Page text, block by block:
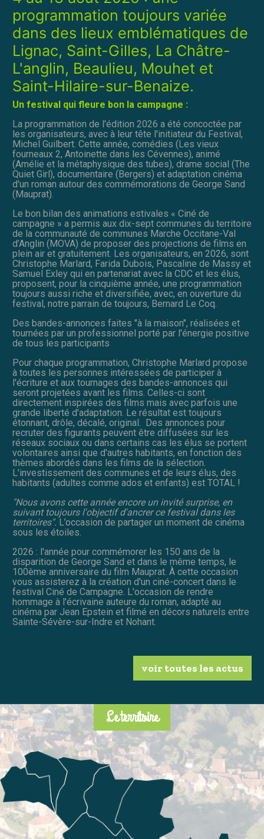
programmation toujours variée
dans des lieux emblématiques de
Lignac, Saint-Gilles, La Châtre-
L'anglin, Beaulieu, Mouhet et
Saint-Hilaire-sur-Benaize.
Un festival qui fleure bon la campagne :
La programmation de l'édition 2026 a été concoctée par
les organisateurs, avec à leur tête l'initiateur du Festival,
Michel Guilbert. Cette année, comédies (Les vieux
fourneaux 2, Antoinette dans les Cévennes), animé
(Amélie et la métaphysique des tubes), drame social (The
Quiet Girl), documentaire (Bergers) et adaptation cinéma
d'un roman autour des commémorations de George Sand
(Mauprat).
Le bon bilan des animations estivales « Ciné de
campagne » a permis aux dix-sept communes du territoire
de la communauté de communes Marche Occitane-Val
d’Anglin (MOVA) de proposer des projections de films en
plein air et gratuitement. Les organisateurs, en 2026, sont
Christophe Marlard, Farida Dubois, Pascaline de Massy et
Samuel Exley qui en partenariat avec la CDC et les élus,
proposent, pour la cinquième année, une programmation
toujours aussi riche et diversifiée, avec, en ouverture du
festival, notre parrain de toujours, Bernard Le Coq.
Des bandes-annonces faites "à la maison", réalisées et
tournées par un professionnel porté par l'énergie positive
de tous les participants
Pour chaque programmation, Christophe Marlard propose
à toutes les personnes intéressées de participer à
l'écriture et aux tournages des bandes-annonces qui
seront projetées avant les films. Celles-ci sont
directement inspirées des films mais avec parfois une
grande liberté d'adaptation. Le résultat est toujours
étonnant, drôle, décalé, original. Des annonces pour
recruter des figurants peuvent être diffusées sur les
réseaux sociaux ou dans certains cas les élus se portent
volontaires ainsi que d'autres habitants, en fonction des
thèmes abordés dans les films de la sélection.
L'investissement des communes et de leurs élus, des
habitants (adultes comme ados et enfants) est TOTAL !
"Nous avons cette année encore un invité surprise, en
suivant toujours l'objectif d'ancrer ce festival dans les
territoires". L’occasion de partager un moment de cinéma
sous les étoiles.
2026 : l'année pour commémorer les 150 ans de la
disparition de George Sand et dans le même temps, le
100ème anniversaire du film Mauprat. À cette occasion
vous assisterez à la création d'un ciné-concert dans le
festival Ciné de Campagne. L'occasion de rendre
hommage à l'écrivaine auteure du roman, adapté au
cinéma par Jean Epstein et filmé en décors naturels entre
Sainte-Sévère-sur-Indre et Nohant.
voir toutes les actus
Le territoire